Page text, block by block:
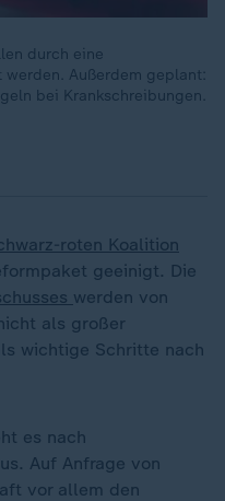
durch eine
werden. Außerdem geplant:
bei Krankschreibungen.
roten Koalition
geeinigt. Die
werden von
als großer
wichtige Schritte nach
es nach
Auf Anfrage von
vor allem den